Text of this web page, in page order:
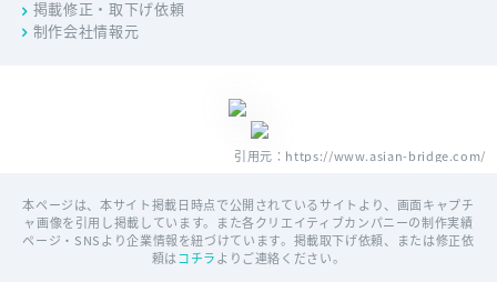
掲載修正・取下げ依頼
制作会社情報元
引用元：https://www.asian-bridge.com/
本ページは、本サイト掲載日時点で公開されているサイトより、画面キャプチ
ャ画像を引用し掲載しています。また各クリエイティブカンパニーの制作実績
ページ・SNSより企業情報を紐づけています。掲載取下げ依頼、または修正依
頼はコチラよりご連絡ください。